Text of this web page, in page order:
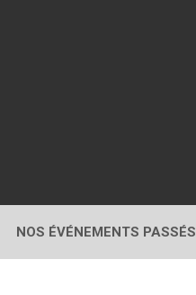
NOS ÉVÉNEMENTS PASSÉS